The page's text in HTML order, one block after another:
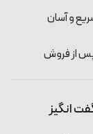
و آسان
از فروش
انگیز